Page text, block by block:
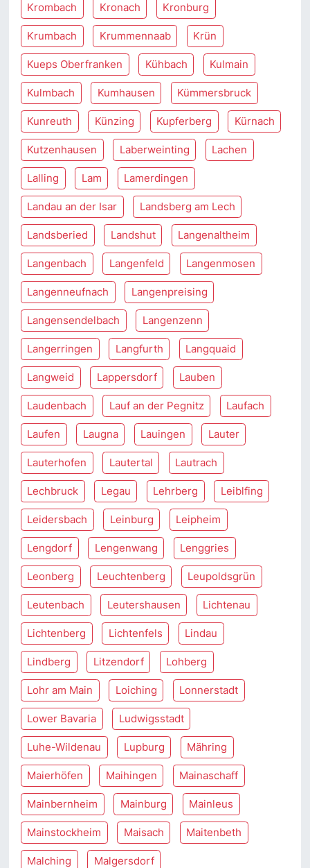
Krombach Kronach Kronburg
Krumbach Krummennaab Krün
Kueps Oberfranken Kühbach Kulmain
Kulmbach Kumhausen Kümmersbruck
Kunreuth Künzing Kupferberg Kürnach
Kutzenhausen Laberweinting Lachen
Lalling Lam Lamerdingen
Landau an der Isar Landsberg am Lech
Landsberied Landshut Langenaltheim
Langenbach Langenfeld Langenmosen
Langenneufnach Langenpreising
Langensendelbach Langenzenn
Langerringen Langfurth Langquaid
Langweid Lappersdorf Lauben
Laudenbach Lauf an der Pegnitz Laufach
Laufen Laugna Lauingen Lauter
Lauterhofen Lautertal Lautrach
Lechbruck Legau Lehrberg Leiblfing
Leidersbach Leinburg Leipheim
Lengdorf Lengenwang Lenggries
Leonberg Leuchtenberg Leupoldsgrün
Leutenbach Leutershausen Lichtenau
Lichtenberg Lichtenfels Lindau
Lindberg Litzendorf Lohberg
Lohr am Main Loiching Lonnerstadt
Lower Bavaria Ludwigsstadt
Luhe-Wildenau Lupburg Mähring
Maierhöfen Maihingen Mainaschaff
Mainbernheim Mainburg Mainleus
Mainstockheim Maisach Maitenbeth
Malching Malgersdorf